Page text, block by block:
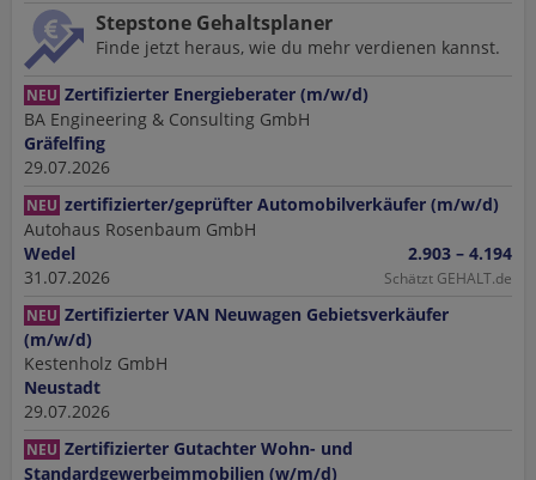
Stepstone Gehaltsplaner
Finde jetzt heraus, wie du mehr verdienen kannst.
NEU Zertifizierter Energieberater (m/w/d)
BA Engineering & Consulting GmbH
Gräfelfing
29.07.2026
NEU zertifizierter/geprüfter Automobilverkäufer (m/w/d)
Autohaus Rosenbaum GmbH
Wedel
31.07.2026
2.903 – 4.194
Schätzt GEHALT.de
NEU Zertifizierter VAN Neuwagen Gebietsverkäufer
(m/w/d)
Kestenholz GmbH
Neustadt
29.07.2026
NEU Zertifizierter Gutachter Wohn- und
Standardgewerbeimmobilien (w/m/d)